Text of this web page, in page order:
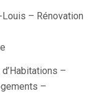
– Rénovation
–
–